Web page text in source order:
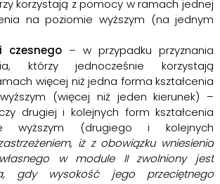
korzystają z pomocy w ramach jednej
na poziomie wyższym (na jednym
czesnego– w przypadku przyznania
którzy jednocześnie korzystają
więcej niż jedna forma kształcenia
(więcej niż jeden kierunek) –
drugiej i kolejnych form kształcenia
wyższym (drugiego i kolejnych
iż z obowiązku wniesienia
w module II zwolniony jest
gdy wysokość jego przeciętnego